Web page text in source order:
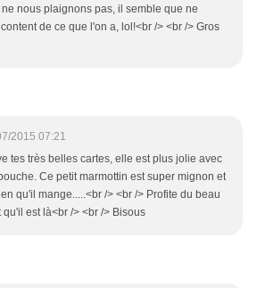
nous plaignons pas, il semble que ne
de ce que l'on a, lol!<br /> <br /> Gros
2015 07:21
tes très belles cartes, elle est plus jolie avec
Ce petit marmottin est super mignon et
qu'il mange.....<br /> <br /> Profite du beau
est là<br /> <br /> Bisous